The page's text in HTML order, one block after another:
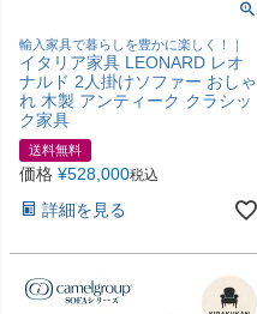
輸入家具で暮らしを豊かに楽しく！｜
イタリア家具 LEONARD レオ
ナルド 2人掛けソファー おしゃ
れ 木製 アンティーク クラシッ
ク家具
送料無料
価格 ¥528,000税込
詳細を見る